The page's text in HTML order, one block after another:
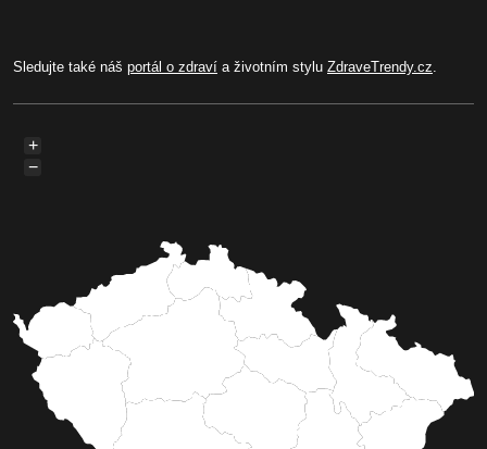
Sledujte také náš portál o zdraví a životním stylu ZdraveTrendy.cz.
+
−